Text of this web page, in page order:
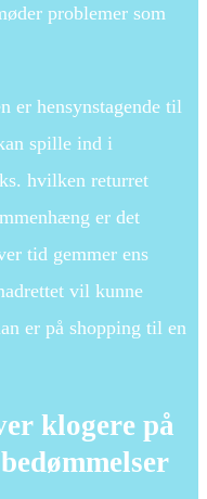
problemer som
er hensynstagende til
spille ind i
hvilken returret
er det
tid gemmer ens
vil kunne
er på shopping til en
klogere på